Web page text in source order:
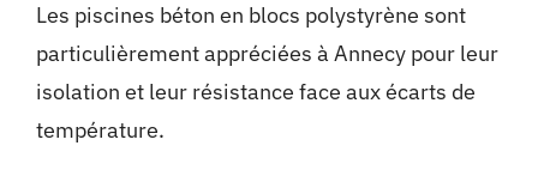
Les piscines béton en blocs polystyrène sont
particulièrement appréciées à Annecy pour leur
isolation et leur résistance face aux écarts de
température.